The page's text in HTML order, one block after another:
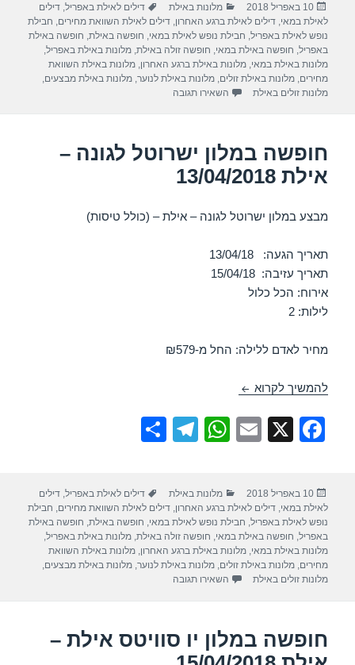
e
b
o
o
s
A
p
p
gr
a
m
e
פורסם
בתאריך
10 באפריל 2018 קטגוריות
מלונות באילת תגיות
דילים לאילת באפריל,דילים
לאילת במאי,דילים לאילת ברגע האחרון,דילים לאילת השוואת מחירים, חבילת
נופש לאילת באפריל, חבילת נופש לאילת במאי, חופשה באילת, חופשה באילת
באפריל, חופשה באילת במאי, חופשה זולה באילת,מלונות באילת באפריל,
מלונות באילת במאי,מלונות באילת ברגע האחרון,מלונות באילת השוואת
מחירים,מלונות באילת זולים,מלונות באילת לנוער,מלונות באילת מבצעים,
מלונות זולים באילת
השאירו תגובה
חופשה במלון ישרוטל לגונה –
אילת 13/04/2018
מבצע במלון ישרוטל לגונה – אילת – (כולל טיסות)
תאריך הגעה: 13/04/18
תאריך עזיבה: 15/04/18
אירוח: הכל כלול
לילות: 2
מחיר לאדם ללילה: החל מ-₪579
להמשיך לקרוא חופשה במלון ישרוטל לגונה – אילת 13/04/2018
F
e
b
o
o
X
E
W
s
A
p
p
T
gr
a
m
e
פורסם
בתאריך
10 באפריל 2018 קטגוריות
מלונות באילת תגיות
דילים לאילת באפריל,דילים
לאילת במאי,דילים לאילת ברגע האחרון,דילים לאילת השוואת מחירים, חבילת
נופש לאילת באפריל, חבילת נופש לאילת במאי, חופשה באילת, חופשה באילת
באפריל, חופשה באילת במאי, חופשה זולה באילת,מלונות באילת באפריל,
מלונות באילת במאי,מלונות באילת ברגע האחרון,מלונות באילת השוואת
מחירים,מלונות באילת זולים,מלונות באילת לנוער,מלונות באילת מבצעים,
מלונות זולים באילת
השאירו תגובה
חופשה במלון יו סוויטס אילת –